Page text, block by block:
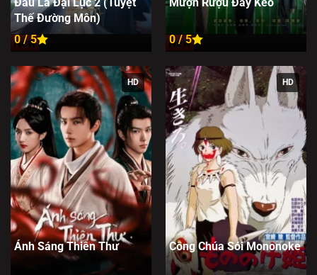
New
Thế Đường Môn)
0 / 5
New
0 / 5
HD
Ánh Sáng Thiên Thư
HD
Công Chúa Sói Mononoke